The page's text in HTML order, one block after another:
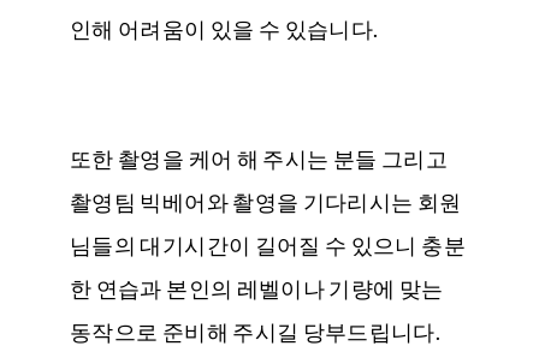
인해 어려움이 있을 수 있습니다.
또한 촬영을 케어 해 주시는 분들 그리고
촬영팀 빅베어와 촬영을 기다리시는 회원
님들의 대기시간이 길어질 수 있으니 충분
한 연습과 본인의 레벨이나 기량에 맞는
동작으로 준비해 주시길 당부드립니다.